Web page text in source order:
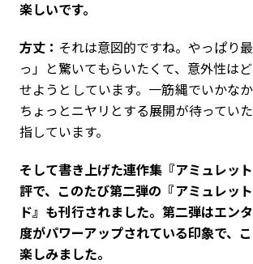
楽しいです。
方丈： それは意図的ですね。やっぱり
っ」と驚いてもらいたくて、意外性は
せようとしています。一筋縄でいかな
ちょっとニヤリとする展開が待ってい
指しています。
――そして書き上げた連作集『アミュレッ
評で、このたび第二弾の『アミュレッ
ド』も刊行されました。第二弾はエン
度がパワーアップされている印象で、
楽しみました。